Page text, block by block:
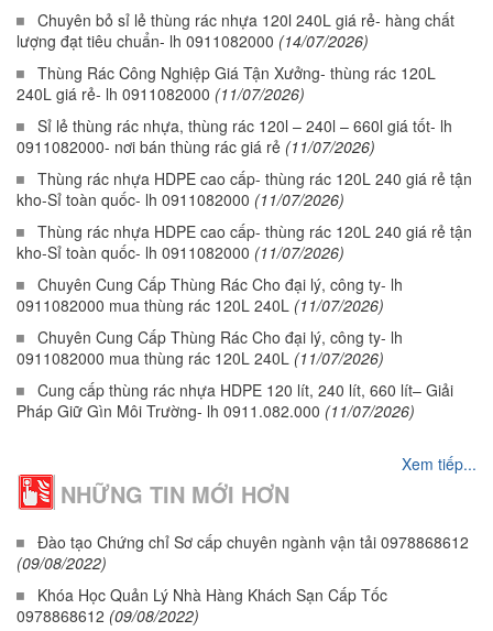
Chuyên bỏ sỉ lẻ thùng rác nhựa 120l 240L giá rẻ- hàng chất
lượng đạt tiêu chuẩn- lh 0911082000 (14/07/2026)
Thùng Rác Công Nghiệp Giá Tận Xưởng- thùng rác 120L
240L giá rẻ- lh 0911082000 (11/07/2026)
Sỉ lẻ thùng rác nhựa, thùng rác 120l – 240l – 660l giá tốt- lh
0911082000- nơi bán thùng rác giá rẻ (11/07/2026)
Thùng rác nhựa HDPE cao cấp- thùng rác 120L 240 giá rẻ tận
kho-Sỉ toàn quốc- lh 0911082000 (11/07/2026)
Thùng rác nhựa HDPE cao cấp- thùng rác 120L 240 giá rẻ tận
kho-Sỉ toàn quốc- lh 0911082000 (11/07/2026)
Chuyên Cung Cấp Thùng Rác Cho đại lý, công ty- lh
0911082000 mua thùng rác 120L 240L (11/07/2026)
Chuyên Cung Cấp Thùng Rác Cho đại lý, công ty- lh
0911082000 mua thùng rác 120L 240L (11/07/2026)
Cung cấp thùng rác nhựa HDPE 120 lít, 240 lít, 660 lít– Giải
Pháp Giữ Gìn Môi Trường- lh 0911.082.000 (11/07/2026)
Xem tiếp...
NHỮNG TIN MỚI HƠN
Đào tạo Chứng chỉ Sơ cấp chuyên ngành vận tải 0978868612
(09/08/2022)
Khóa Học Quản Lý Nhà Hàng Khách Sạn Cấp Tốc
0978868612 (09/08/2022)